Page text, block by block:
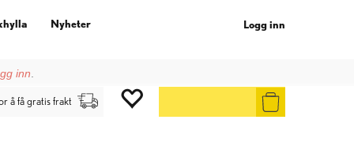
Logg inn
inn
Nyheter
å få gratis frakt